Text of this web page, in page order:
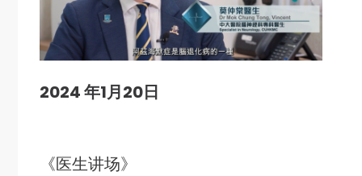
2024 年1月20日
《医生讲场》